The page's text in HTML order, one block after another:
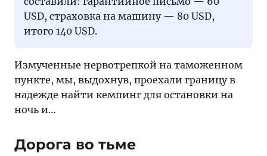
USD, страховка на машину — 80 USD,
итого 140 USD.
Измученные нервотрепкой на таможенном
пункте, мы, выдохнув, проехали границу в
надежде найти кемпинг для остановки на
ночь и…
Дорога во тьме